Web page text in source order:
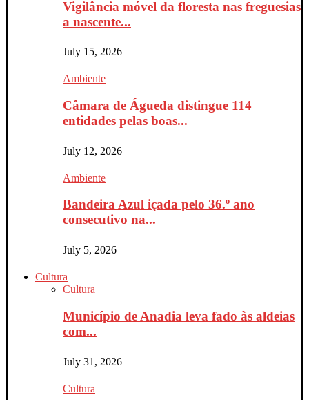
Vigilância móvel da floresta nas freguesias
a nascente...
July 15, 2026
Ambiente
Câmara de Águeda distingue 114
entidades pelas boas...
July 12, 2026
Ambiente
Bandeira Azul içada pelo 36.º ano
consecutivo na...
July 5, 2026
Cultura
Cultura
Município de Anadia leva fado às aldeias
com...
July 31, 2026
Cultura